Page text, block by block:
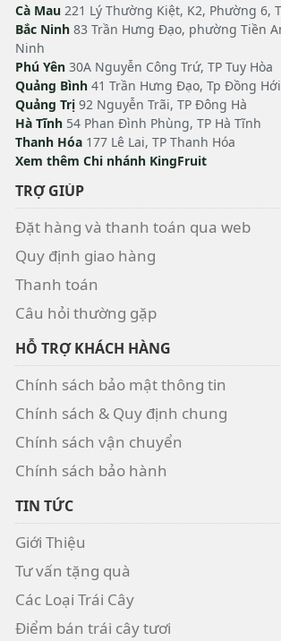
Cà Mau 221 Lý Thường Kiệt, K2, Phường 6,
Bắc Ninh 83 Trần Hưng Đạo, phường Tiền
Ninh
Phú Yên 30A Nguyễn Công Trứ, TP Tuy Hòa
Quảng Bình 41 Trần Hưng Đạo, Tp Đồng Hới
Quảng Trị 92 Nguyễn Trãi, TP Đông Hà
Hà Tĩnh 54 Phan Đình Phùng, TP Hà Tĩnh
Thanh Hóa 177 Lê Lai, TP Thanh Hóa
Xem thêm Chi nhánh KingFruit
TRỢ GIÚP
Đặt hàng và thanh toán qua web
Quy định giao hàng
Thanh toán
Câu hỏi thường gặp
HỖ TRỢ KHÁCH HÀNG
Chính sách bảo mật thông tin
Chính sách & Quy định chung
Chính sách vận chuyển
Chính sách bảo hành
TIN TỨC
Giới Thiệu
Tư vấn tặng quà
Các Loại Trái Cây
Điểm bán trái cây tươi